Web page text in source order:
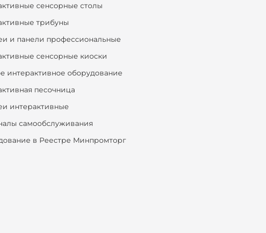
сенсорные столы
трибуны
и панели профессиональные
сенсорные киоски
интерактивное оборудование
песочница
интерактивные
самообслуживания
в Реестре Минпромторг